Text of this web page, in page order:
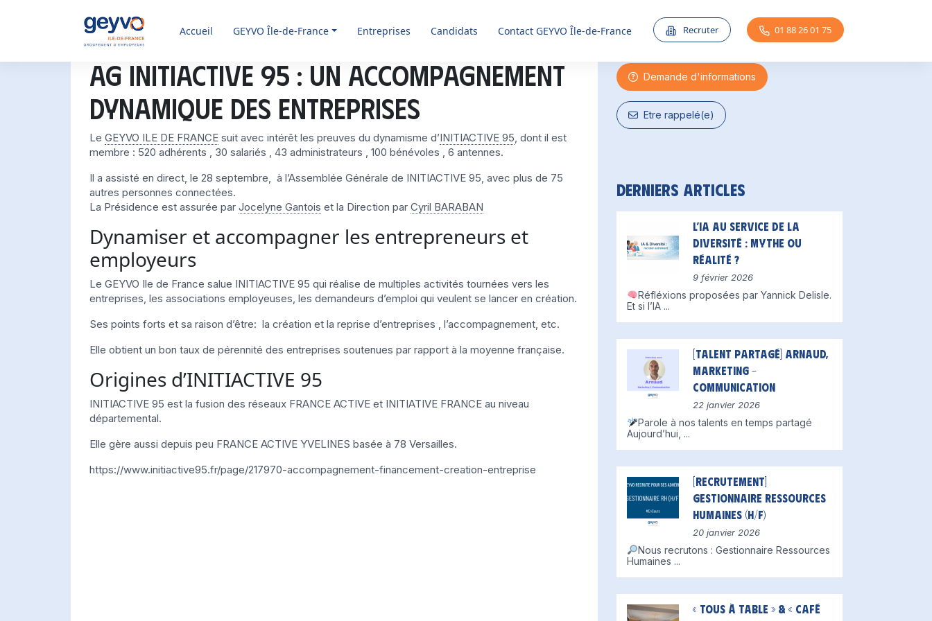
Accueil GEYVOÎle-de-France Entreprises Candidats Contact GEYVO Île-de-France Recruter 01 88 26 01 75
AG INITIACTIVE 95 : un accompagnement
dynamique des entreprises
Le GEYVO ILE DE FRANCE suit avec intérêt les preuves du dynamisme d’INITIACTIVE 95, dont il est
membre : 520 adhérents , 30 salariés , 43 administrateurs , 100 bénévoles , 6 antennes.
Il a assisté en direct, le 28 septembre, à l’Assemblée Générale de INITIACTIVE 95, avec plus de 75
autres personnes connectées.
La Présidence est assurée par Jocelyne Gantois et la Direction par Cyril BARABAN
Dynamiser et accompagner les entrepreneurs et
employeurs
Le GEYVO Ile de France salue INITIACTIVE 95 qui réalise de multiples activités tournées vers les
entreprises, les associations employeuses, les demandeurs d’emploi qui veulent se lancer en création.
Ses points forts et sa raison d’être: la création et la reprise d’entreprises , l’accompagnement, etc.
Elle obtient un bon taux de pérennité des entreprises soutenues par rapport à la moyenne française.
Origines d’INITIACTIVE 95
INITIACTIVE 95 est la fusion des réseaux FRANCE ACTIVE et INITIATIVE FRANCE au niveau
départemental.
Elle gère aussi depuis peu FRANCE ACTIVE YVELINES basée à 78 Versailles.
https://www.initiactive95.fr/page/217970-accompagnement-financement-creation-entreprise
Une question ?
Demande d'informations
Etre rappelé(e)
Derniers articles
L’IA au service de la
diversité : mythe ou
réalité ?
9 février 2026
Réfléxions proposées par Yannick Delisle.
Et si l’IA ...
[Talent partagé] Arnaud,
Marketing –
Communication
22 janvier 2026
Parole à nos talents en temps partagé
Aujourd’hui, ...
[Recrutement]
Gestionnaire Ressources
Humaines (H/F)
20 janvier 2026
Nous recrutons : Gestionnaire Ressources
Humaines ...
« Tous à table » & « Café